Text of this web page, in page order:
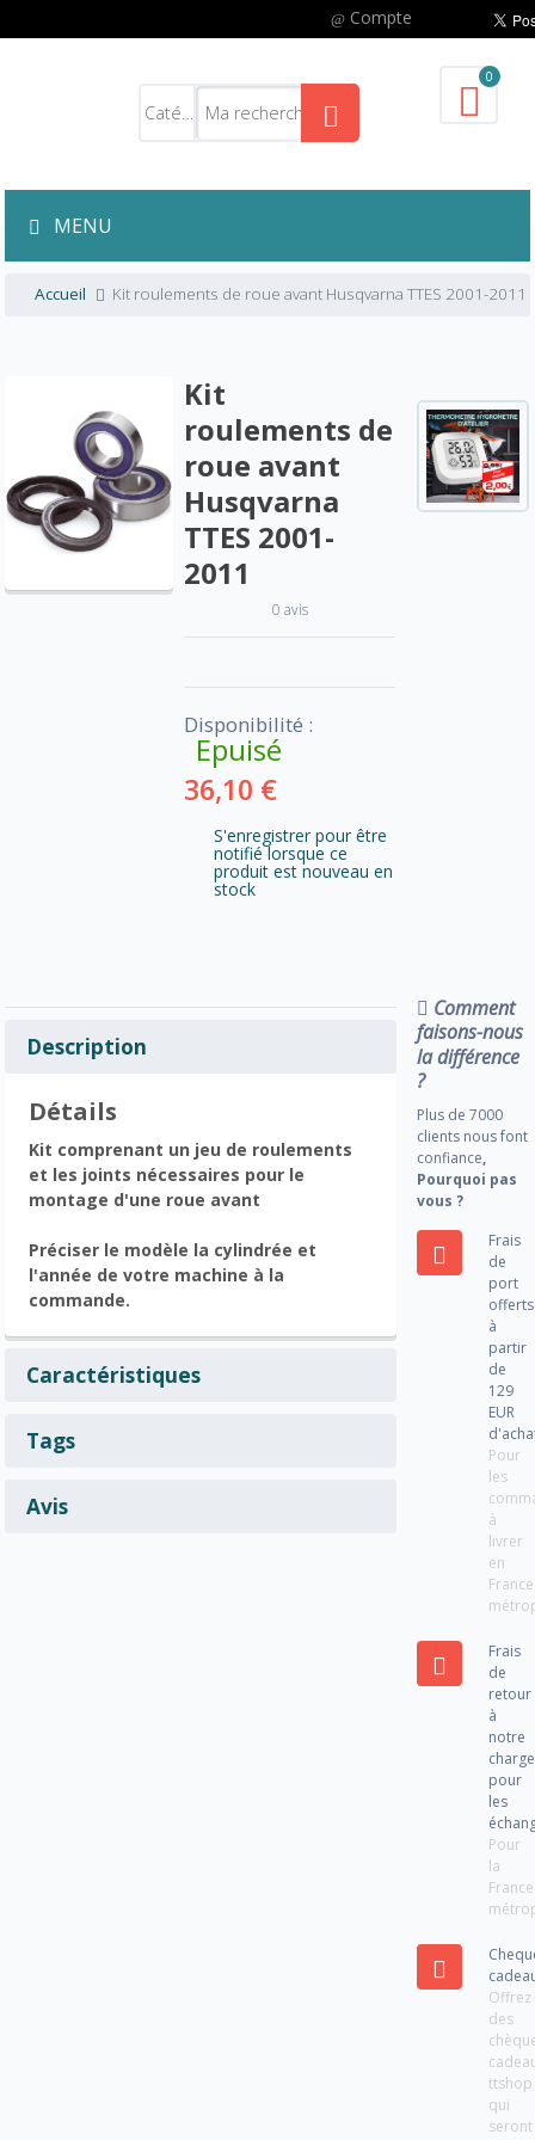
Compte
0
MENU
Accueil Kit roulements de roue avant Husqvarna TTES 2001-2011
Kit
roulements de
roue avant
Husqvarna
TTES 2001-
2011
0 avis
Disponibilité :
Epuisé
36,10 €
S'enregistrer pour être
notifié lorsque ce
produit est nouveau en
stock
Description
Détails
Kit comprenant un jeu de roulements
et les joints nécessaires pour le
montage d'une roue avant
Préciser le modèle la cylindrée et
l'année de votre machine à la
commande.
Caractéristiques
Tags
Avis
Comment
faisons-nous
la différence
?
Plus de 7000
clients nous font
confiance,
Pourquoi pas
vous ?
Frais
de
port
offerts
à
partir
de
129
EUR
Pour
les
à
livrer
en
France
Frais
de
retour
à
notre
charge
pour
les
Pour
la
France
Offrez
des
ttshop
qui
seront